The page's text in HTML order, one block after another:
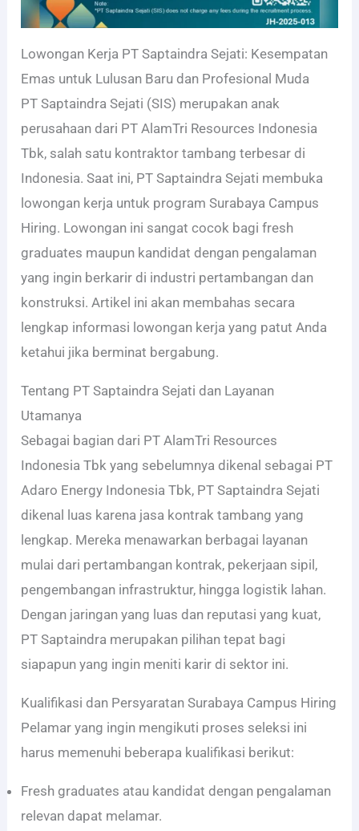
Lowongan Kerja PT Saptaindra Sejati: Kesempatan
Emas untuk Lulusan Baru dan Profesional Muda
PT Saptaindra Sejati (SIS) merupakan anak
perusahaan dari PT AlamTri Resources Indonesia
Tbk, salah satu kontraktor tambang terbesar di
Indonesia. Saat ini, PT Saptaindra Sejati membuka
lowongan kerja untuk program Surabaya Campus
Hiring. Lowongan ini sangat cocok bagi fresh
graduates maupun kandidat dengan pengalaman
yang ingin berkarir di industri pertambangan dan
konstruksi. Artikel ini akan membahas secara
lengkap informasi lowongan kerja yang patut Anda
ketahui jika berminat bergabung.
Tentang PT Saptaindra Sejati dan Layanan
Utamanya
Sebagai bagian dari PT AlamTri Resources
Indonesia Tbk yang sebelumnya dikenal sebagai PT
Adaro Energy Indonesia Tbk, PT Saptaindra Sejati
dikenal luas karena jasa kontrak tambang yang
lengkap. Mereka menawarkan berbagai layanan
mulai dari pertambangan kontrak, pekerjaan sipil,
pengembangan infrastruktur, hingga logistik lahan.
Dengan jaringan yang luas dan reputasi yang kuat,
PT Saptaindra merupakan pilihan tepat bagi
siapapun yang ingin meniti karir di sektor ini.
Kualifikasi dan Persyaratan Surabaya Campus Hiring
Pelamar yang ingin mengikuti proses seleksi ini
harus memenuhi beberapa kualifikasi berikut:
Fresh graduates atau kandidat dengan pengalaman
relevan dapat melamar.